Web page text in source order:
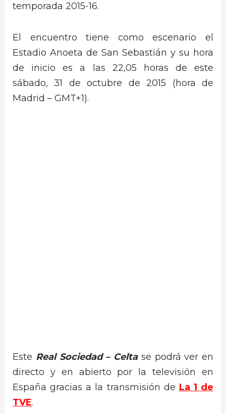
temporada 2015-16.
El encuentro tiene como escenario el
Estadio Anoeta de San Sebastián y su hora
de inicio es a las 22,05 horas de este
sábado, 31 de octubre de 2015 (hora de
Madrid – GMT+1).
Este Real Sociedad – Celta se podrá ver en
directo y en abierto por la televisión en
España gracias a la transmisión de La 1 de
TVE.